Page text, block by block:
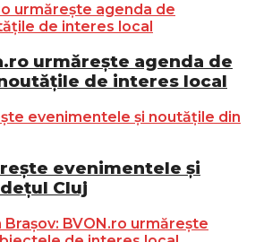
urmărește agenda de
de interes local
evenimentele și
Cluj